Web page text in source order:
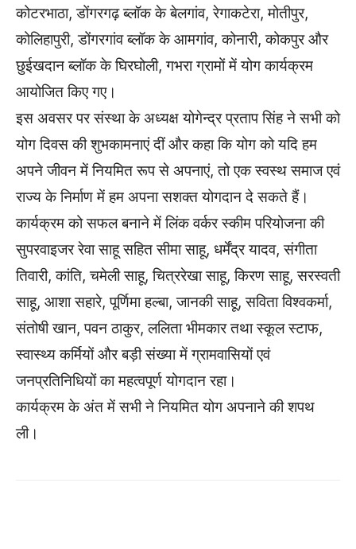
कोटरभाठा, डोंगरगढ़ ब्लॉक के बेलगांव, रेगाकटेरा, मोतीपुर,
कोलिहापुरी, डोंगरगांव ब्लॉक के आमगांव, कोनारी, कोकपुर और
छुईखदान ब्लॉक के घिरघोली, गभरा ग्रामों में योग कार्यक्रम
आयोजित किए गए।
इस अवसर पर संस्था के अध्यक्ष योगेन्द्र प्रताप सिंह ने सभी को
योग दिवस की शुभकामनाएं दीं और कहा कि योग को यदि हम
अपने जीवन में नियमित रूप से अपनाएं, तो एक स्वस्थ समाज एवं
राज्य के निर्माण में हम अपना सशक्त योगदान दे सकते हैं।
कार्यक्रम को सफल बनाने में लिंक वर्कर स्कीम परियोजना की
सुपरवाइजर रेवा साहू सहित सीमा साहू, धर्मेंद्र यादव, संगीता
तिवारी, कांति, चमेली साहू, चित्ररेखा साहू, किरण साहू, सरस्वती
साहू, आशा सहारे, पूर्णिमा हल्बा, जानकी साहू, सविता विश्वकर्मा,
संतोषी खान, पवन ठाकुर, ललिता भीमकार तथा स्कूल स्टाफ,
स्वास्थ्य कर्मियों और बड़ी संख्या में ग्रामवासियों एवं
जनप्रतिनिधियों का महत्वपूर्ण योगदान रहा।
कार्यक्रम के अंत में सभी ने नियमित योग अपनाने की शपथ
ली।